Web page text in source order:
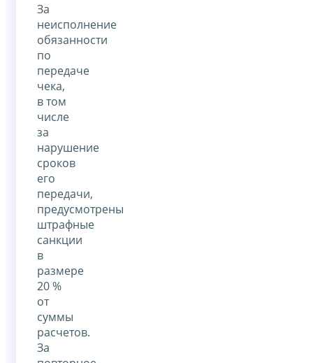
За
неисполнение
обязанности
по
передаче
чека,
в том
числе
за
нарушение
сроков
его
передачи,
предусмотрены
штрафные
санкции
в
размере
20 %
от
суммы
расчетов.
За